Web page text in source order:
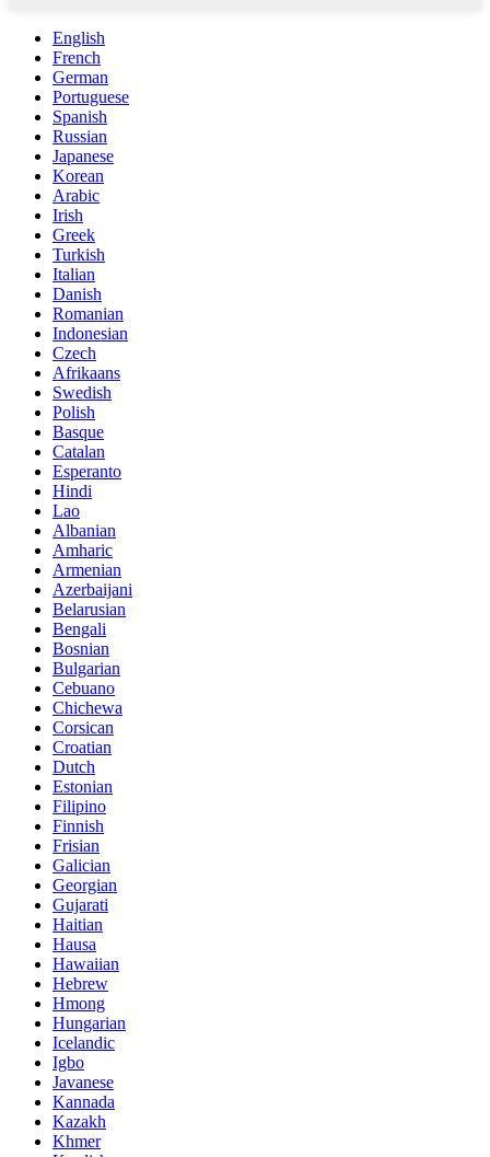
English
French
German
Portuguese
Spanish
Russian
Japanese
Korean
Arabic
Irish
Greek
Turkish
Italian
Danish
Romanian
Indonesian
Czech
Afrikaans
Swedish
Polish
Basque
Catalan
Esperanto
Hindi
Lao
Albanian
Amharic
Armenian
Azerbaijani
Belarusian
Bengali
Bosnian
Bulgarian
Cebuano
Chichewa
Corsican
Croatian
Dutch
Estonian
Filipino
Finnish
Frisian
Galician
Georgian
Gujarati
Haitian
Hausa
Hawaiian
Hebrew
Hmong
Hungarian
Icelandic
Igbo
Javanese
Kannada
Kazakh
Khmer